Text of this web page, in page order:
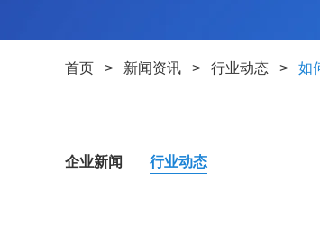
首页 > 新闻资讯 > 行业动态 > 如
企业新闻 行业动态